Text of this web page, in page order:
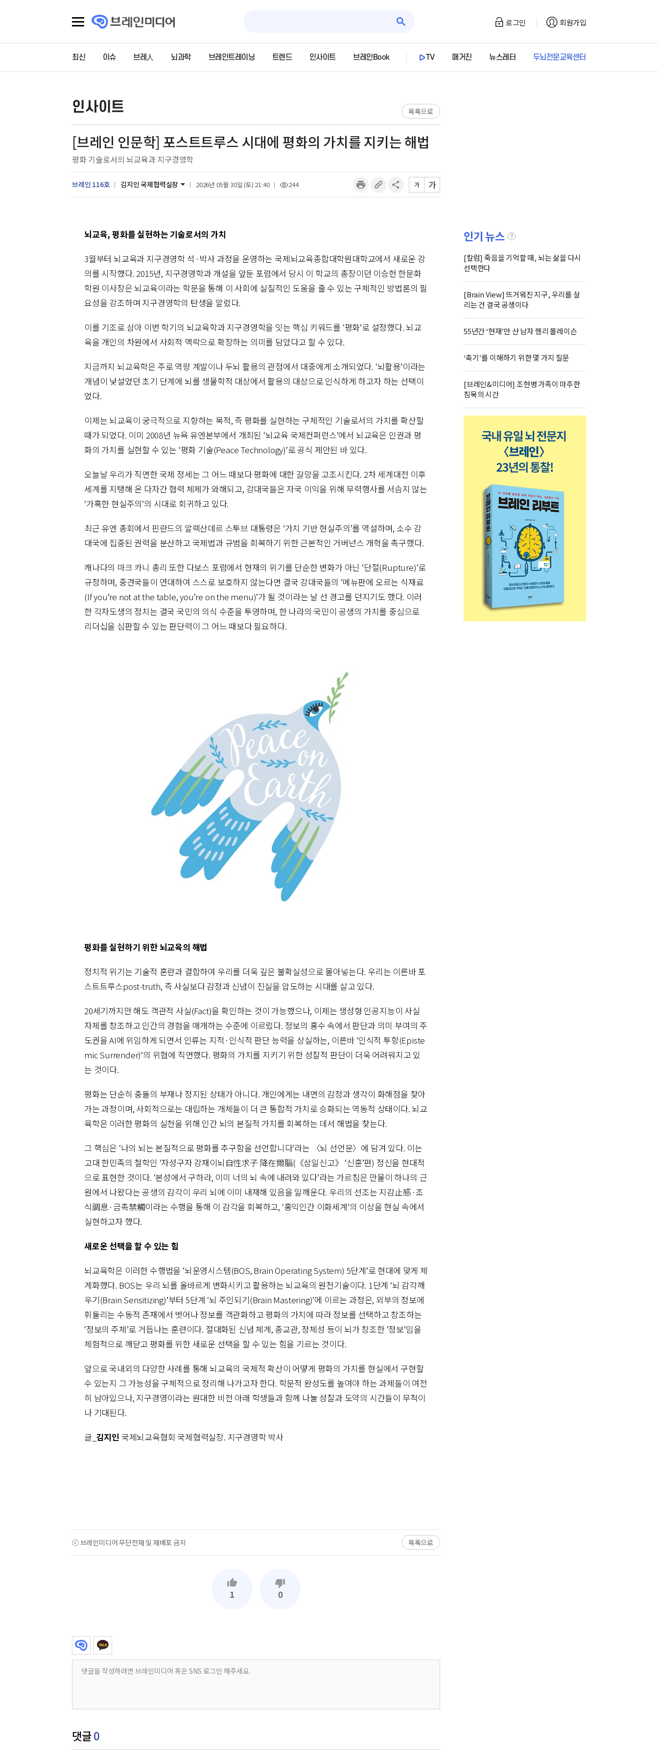
로그인 회원가입
최신 이슈 브레人 뇌과학 브레인트레이닝 트렌드 인사이트 브레인Book TV 매거진 뉴스레터 두뇌전문교육센터
인사이트 목록으로
[브레인 인문학] 포스트트루스 시대에 평화의 가치를 지키는 해법
평화 기술로서의 뇌교육과 지구경영학
브레인 116호 김지인 국제협력실장 2026년 05월 30일 (토) 21:40 244 가 가
뇌교육, 평화를 실현하는 기술로서의 가치
3월부터 뇌교육과 지구경영학 석·박사 과정을 운영하는 국제뇌교육종합대학원대학교에서 새로운 강
의를 시작했다. 2015년, 지구경영학과 개설을 앞둔 포럼에서 당시 이 학교의 총장이던 이승헌 한문화
학원 이사장은 뇌교육이라는 학문을 통해 이 사회에 실질적인 도움을 줄 수 있는 구체적인 방법론의 필
요성을 강조하며 지구경영학의 탄생을 알렸다.
이를 기조로 삼아 이번 학기의 뇌교육학과 지구경영학을 잇는 핵심 키워드를 ‘평화’로 설정했다. 뇌교
육을 개인의 차원에서 사회적 맥락으로 확장하는 의미를 담았다고 할 수 있다.
지금까지 뇌교육학은 주로 역량 계발이나 두뇌 활용의 관점에서 대중에게 소개되었다. ‘뇌활용’이라는
개념이 낯설었던 초기 단계에 뇌를 생물학적 대상에서 활용의 대상으로 인식하게 하고자 하는 선택이
었다.
이제는 뇌교육이 궁극적으로 지향하는 목적, 즉 평화를 실현하는 구체적인 기술로서의 가치를 확산할
때가 되었다. 이미 2008년 뉴욕 유엔본부에서 개최된 ‘뇌교육 국제컨퍼런스’에서 뇌교육은 인권과 평
화의 가치를 실현할 수 있는 ‘평화 기술(Peace Technology)’로 공식 제안된 바 있다.
오늘날 우리가 직면한 국제 정세는 그 어느 때보다 평화에 대한 갈망을 고조시킨다. 2차 세계대전 이후
세계를 지탱해 온 다자간 협력 체제가 와해되고, 강대국들은 자국 이익을 위해 무력행사를 서슴지 않는
‘가혹한 현실주의’의 시대로 회귀하고 있다.
최근 유엔 총회에서 핀란드의 알렉산데르 스투브 대통령은 ‘가치 기반 현실주의’를 역설하며, 소수 강
대국에 집중된 권력을 분산하고 국제법과 규범을 회복하기 위한 근본적인 거버넌스 개혁을 촉구했다.
캐나다의 마크 카니 총리 또한 다보스 포럼에서 현재의 위기를 단순한 변화가 아닌 ‘단절(Rupture)’로
규정하며, 중견국들이 연대하여 스스로 보호하지 않는다면 결국 강대국들의 ‘메뉴판에 오르는 식재료
(If you’re not at the table, you’re on the menu)’가 될 것이라는 날 선 경고를 던지기도 했다. 이러
한 각자도생의 정치는 결국 국민의 의식 수준을 투영하며, 한 나라의 국민이 공생의 가치를 중심으로
리더십을 심판할 수 있는 판단력이 그 어느 때보다 필요하다.
평화를 실현하기 위한 뇌교육의 해법
정치적 위기는 기술적 혼란과 결합하여 우리를 더욱 깊은 불확실성으로 몰아넣는다. 우리는 이른바 포
스트트루스post-truth, 즉 사실보다 감정과 신념이 진실을 압도하는 시대를 살고 있다.
20세기까지만 해도 객관적 사실(Fact)을 확인하는 것이 가능했으나, 이제는 생성형 인공지능이 사실
자체를 창조하고 인간의 경험을 매개하는 수준에 이르렀다. 정보의 홍수 속에서 판단과 의미 부여의 주
도권을 AI에 위임하게 되면서 인류는 지적·인식적 판단 능력을 상실하는, 이른바 ‘인식적 투항(Episte
mic Surrender)’의 위협에 직면했다. 평화의 가치를 지키기 위한 성찰적 판단이 더욱 어려워지고 있
는 것이다.
평화는 단순히 충돌의 부재나 정지된 상태가 아니다. 개인에게는 내면의 감정과 생각이 화해점을 찾아
가는 과정이며, 사회적으로는 대립하는 개체들이 더 큰 통합적 가치로 승화되는 역동적 상태이다. 뇌교
육학은 이러한 평화의 실천을 위해 인간 뇌의 본질적 가치를 회복하는 데서 해법을 찾는다.
그 핵심은 ‘나의 뇌는 본질적으로 평화를 추구함을 선언합니다’라는 〈뇌 선언문〉에 담겨 있다. 이는
고대 한민족의 철학인 ‘자성구자 강재이뇌自性求子 降在爾腦(《삼일신고》 ‘신훈’편) 정신을 현대적
으로 표현한 것이다. ‘본성에서 구하라, 이미 너의 뇌 속에 내려와 있다’라는 가르침은 만물이 하나의 근
원에서 나왔다는 공생의 감각이 우리 뇌에 이미 내재해 있음을 일깨운다. 우리의 선조는 지감止感·조
식調息·금촉禁觸이라는 수행을 통해 이 감각을 회복하고, ‘홍익인간 이화세계’의 이상을 현실 속에서
실현하고자 했다.
새로운 선택을 할 수 있는 힘
뇌교육학은 이러한 수행법을 ‘뇌운영시스템(BOS, Brain Operating System) 5단계’로 현대에 맞게 체
계화했다. BOS는 우리 뇌를 올바르게 변화시키고 활용하는 뇌교육의 원천기술이다. 1단계 ‘뇌 감각깨
우기(Brain Sensitizing)’부터 5단계 ‘뇌 주인되기(Brain Mastering)’에 이르는 과정은, 외부의 정보에
휘둘리는 수동적 존재에서 벗어나 정보를 객관화하고 평화의 가치에 따라 정보를 선택하고 창조하는
‘정보의 주체’로 거듭나는 훈련이다. 절대화된 신념 체계, 종교관, 정체성 등이 뇌가 창조한 ‘정보’임을
체험적으로 깨닫고 평화를 위한 새로운 선택을 할 수 있는 힘을 기르는 것이다.
앞으로 국내외의 다양한 사례를 통해 뇌교육의 국제적 확산이 어떻게 평화의 가치를 현실에서 구현할
수 있는지 그 가능성을 구체적으로 정리해 나가고자 한다. 학문적 완성도를 높여야 하는 과제들이 여전
히 남아있으나, 지구경영이라는 원대한 비전 아래 학생들과 함께 나눌 성찰과 도약의 시간들이 무척이
나 기대된다.
글_ 김지인 국제뇌교육협회 국제협력실장. 지구경영학 박사
ⓒ 브레인미디어 무단전재 및 재배포 금지 목록으로
1 0
댓글0
인기 뉴스
[칼럼] 죽음을 기억할 때, 뇌는 삶을 다시
선택한다
[Brain View] 뜨거워진 지구, 우리를 살
리는 건 결국 공생이다
55년간 ‘현재’만 산 남자 헨리 몰레이슨
‘축기’를 이해하기 위한 몇 가지 질문
[브레인&미디어] 조현병 가족이 마주한
침묵의 시간